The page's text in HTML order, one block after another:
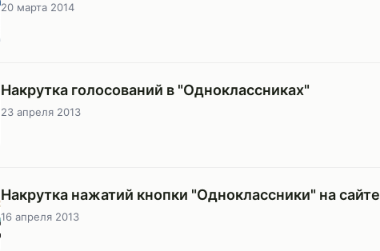
20 марта 2014
Накрутка голосований в "Одноклассниках"
23 апреля 2013
Накрутка нажатий кнопки "Одноклассники" на сайте
16 апреля 2013